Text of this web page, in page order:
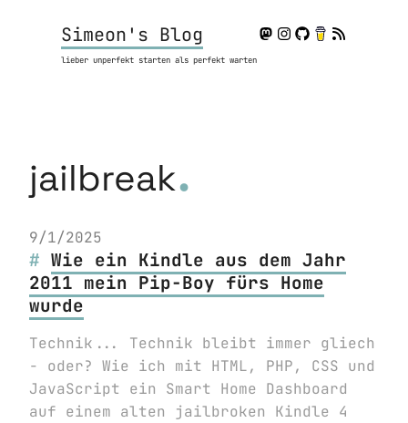
Simeon's Blog
lieber unperfekt starten als perfekt warten
jailbreak.
9/1/2025
Wie ein Kindle aus dem Jahr
2011 mein Pip-Boy fürs Home
wurde
Technik... Technik bleibt immer gliech
- oder? Wie ich mit HTML, PHP, CSS und
JavaScript ein Smart Home Dashboard
auf einem alten jailbroken Kindle 4